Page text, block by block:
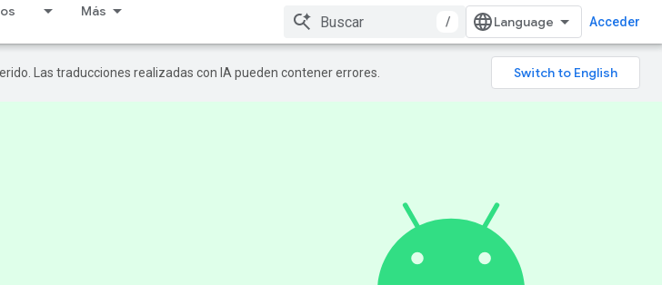
Más
/ Acceder
Las traducciones realizadas con IA pueden contener errores.